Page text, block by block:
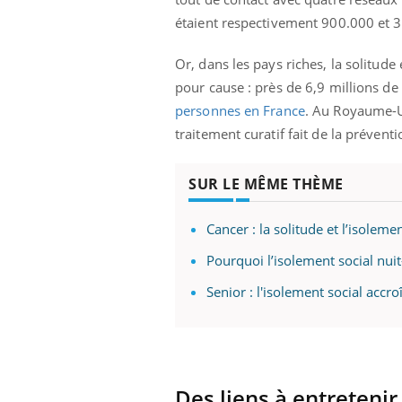
étaient respectivement 900.000 et
Or, dans les pays riches, la
pour cause : près de 6,9 millions
personnes en France. Au Royaume-
traitement curatif fait de la
SUR LE MÊME THÈME
Cancer : la solitude et
Pourquoi l’isolement social
Senior : l'isolement social